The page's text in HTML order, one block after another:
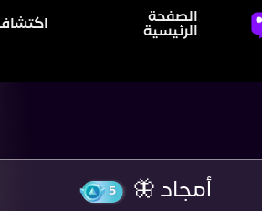
الصفحة
الرئيسية
أمجاد 🦋